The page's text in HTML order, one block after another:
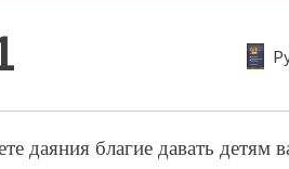
даяния благие давать